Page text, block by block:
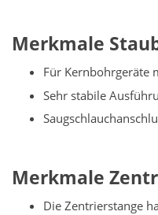
Merkmale
Für Kernbohrgeräte
Sehr stabile
Merkmale
Die Zentrierstange